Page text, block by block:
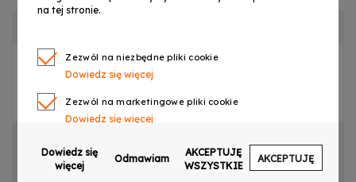
PILOT ZDALNY BEZPRZEWODOWY DO LIGHT4ME
FOG MACHINE 1200
OPINIE
na tej stronie.
Zezwól na niezbędne pliki cookie
Dowiedz się więcej
Zezwól na marketingowe pliki cookie
Dowiedz się więcej
Zezwól na pliki cookie dotyczące preferencji
Dowiedz się więcej
Dowiedz się
więcej
Odmawiam
AKCEPTUJĘ
WSZYSTKIE
AKCEPTUJĘ